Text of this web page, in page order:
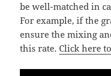
be well-matched in
For example, if the
ensure the mixing
this rate.Click here